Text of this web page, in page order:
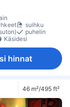
suihku
puhelin
Käsidesi
Ulkokalusteet
huoneita
Turvaominaisuudet
hinnat
46 m²/495 ft²